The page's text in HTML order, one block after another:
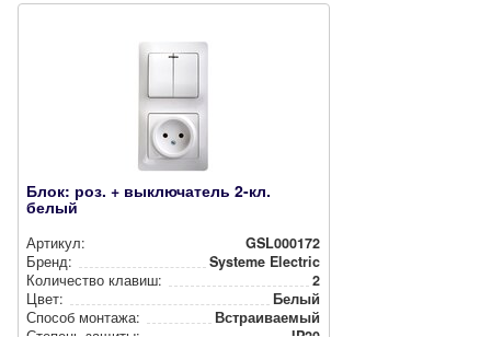
Блок: роз. + выключатель 2-кл.
белый
Артикул:
GSL000172
Бренд:
Systeme Electric
Количество клавиш:
2
Цвет:
Белый
Способ монтажа:
Встра­ива­емый